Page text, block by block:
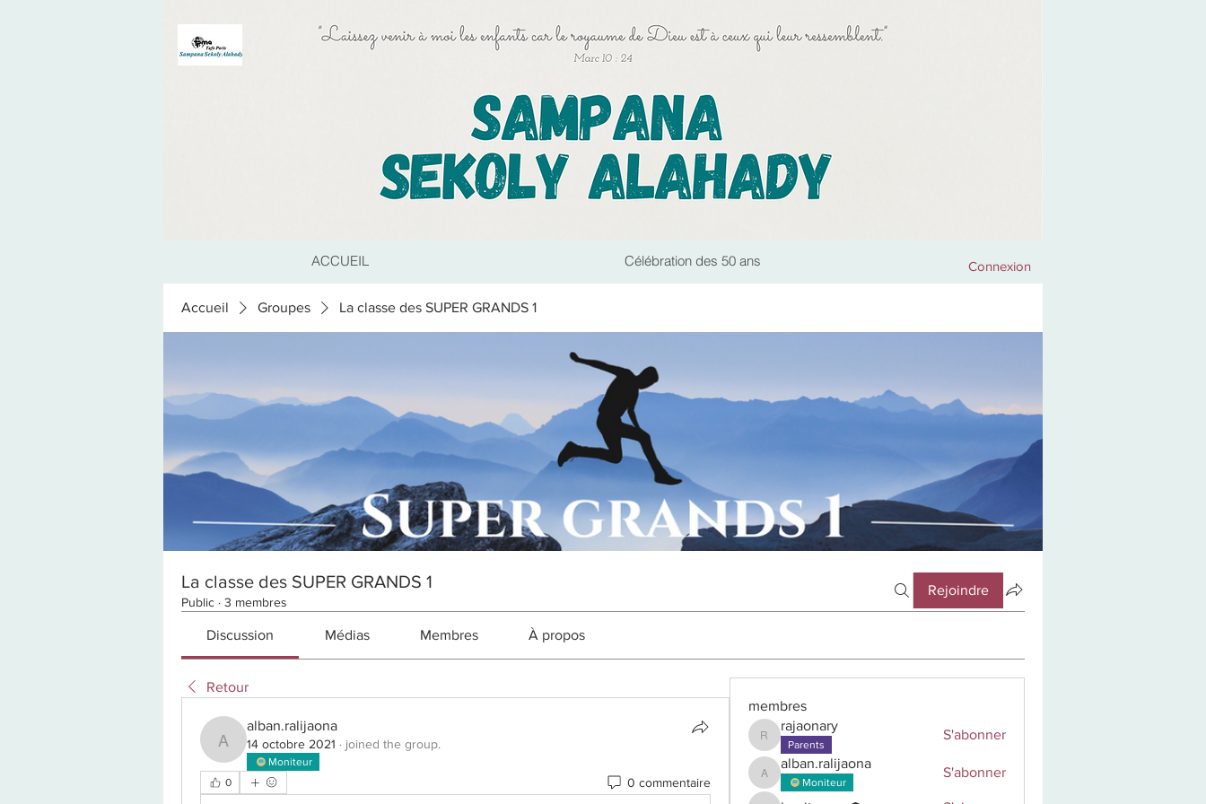
Connexion
Accueil Groupes La classe des SUPER GRANDS 1
La classe des SUPER GRANDS 1
Public · 3 membres
Rejoindre
Discussion Médias Membres À propos
Retour
alban.ralijaona
alban.ralijaona
14 octobre 2021 · joined the group.
Moniteur
0
0 commentaire
membres
rajaonary
rajaonary
Parents
S'abonner
alban.ralijaona
alban.ralijaona
Moniteur
S'abonner
ACCUEIL Célébration des 50 ans